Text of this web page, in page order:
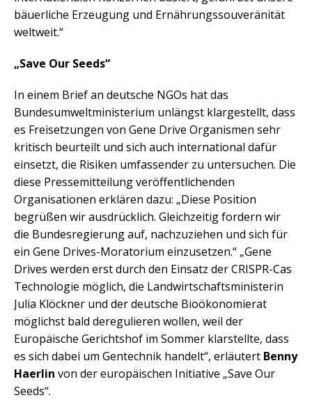
bäuerliche Erzeugung und Ernährungssouve­ränität
weltweit.“
„Save Our Seeds“
In einem Brief an deutsche NGOs hat das
Bundesumweltministerium unlängst klargestellt, dass
es Freisetzungen von Gene Drive Organismen sehr
kritisch beurteilt und sich auch international dafür
einsetzt, die Risiken umfassender zu untersuchen. Die
diese Presse­mit­teilung veröffentlichenden
Organisationen erklären dazu: „Diese Position
begrüßen wir ausdrücklich. Gleichzeitig fordern wir
die Bundesregierung auf, nachzuziehen und sich für
ein Gene Drives-Moratorium einzusetzen.“ „Gene
Drives werden erst durch den Einsatz der CRISPR-Cas
Technologie möglich, die Landwirtschaftsministerin
Julia Klöckner und der deutsche Bioökonomierat
möglichst bald deregulieren wollen, weil der
Europäische Gerichtshof im Sommer klarstellte, dass
es sich dabei um Gentechnik handelt“, erläutert Benny
Haerlin von der europäischen Initiative „Save Our
Seeds“.